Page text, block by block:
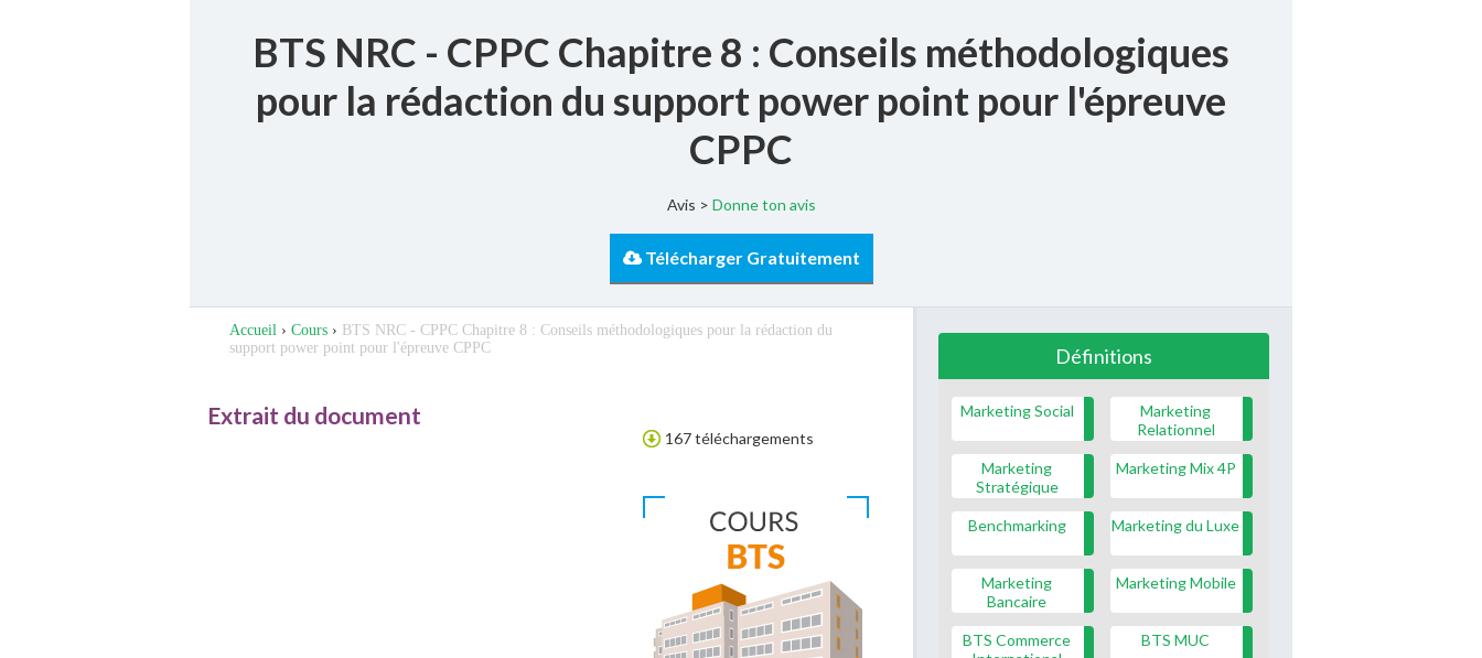
BTS NRC - CPPC Chapitre 8 : Conseils méthodologiques
pour la rédaction du support power point pour l'épreuve
CPPC
Avis > Donne ton avis
Télécharger Gratuitement
Accueil › Cours › BTS NRC - CPPC Chapitre 8 : Conseils méthodologiques pour la rédaction du
support power point pour l'épreuve CPPC
167 téléchargements
Extrait du document
Définitions
Marketing Social
Marketing
Relationnel
Marketing
Stratégique
Marketing Mix 4P
Benchmarking Marketing du Luxe
Marketing
Bancaire
Marketing Mobile
BTS Commerce
BTS MUC